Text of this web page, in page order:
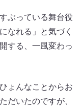
ぶっている舞台役
なれる」と気づく
する、一風変わっ
ょんなことからお
だいたのですが、